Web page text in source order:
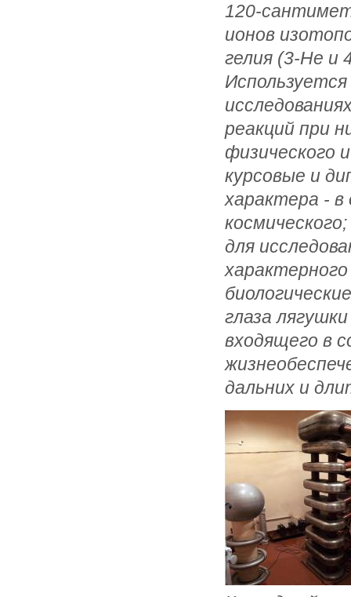
120-
ионов
гелия (3-Не и
реакций при
физического
курсовые и
характера -
для
глаза
входящего в
дальних и